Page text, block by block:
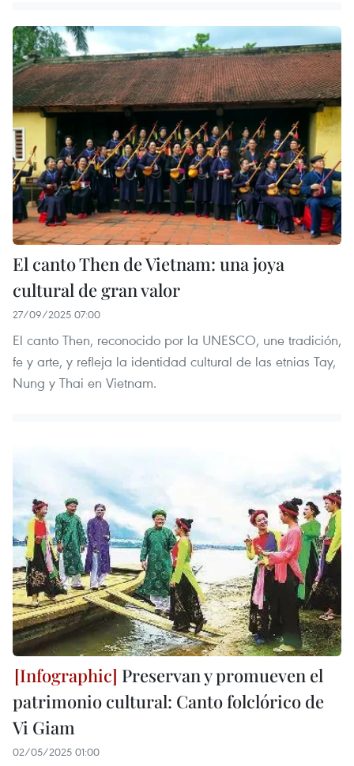
El canto Then de Vietnam: una joya
cultural de gran valor
27/09/2025 07:00
El canto Then, reconocido por la UNESCO, une tradición,
fe y arte, y refleja la identidad cultural de las etnias Tay,
Nung y Thai en Vietnam.
Preservan y promueven el
patrimonio cultural: Canto folclórico de
Vi Giam
02/05/2025 01:00